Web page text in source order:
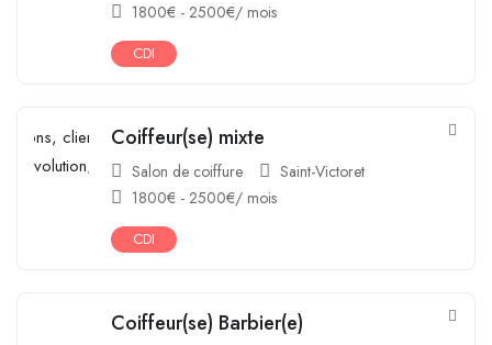
1800€ - 2500€/ mois
CDI
Coiffeur(se) mixte
Salon de coiffure
Saint-Victoret
1800€ - 2500€/ mois
CDI
Coiffeur(se) Barbier(e)